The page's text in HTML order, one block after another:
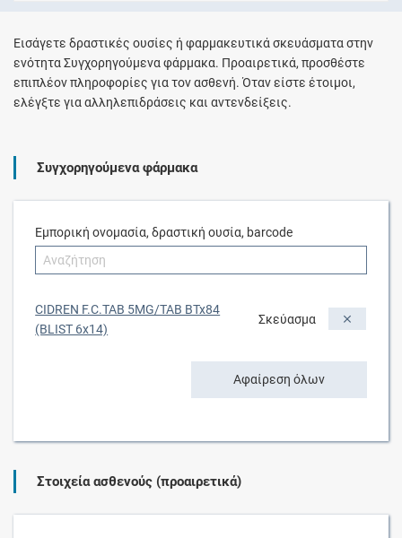
Εισάγετε δραστικές ουσίες ή φαρμακευτικά σκευάσματα στην
ενότητα Συγχορηγούμενα φάρμακα. Προαιρετικά, προσθέστε
επιπλέον πληροφορίες για τον ασθενή. Όταν είστε έτοιμοι,
ελέγξτε για αλληλεπιδράσεις και αντενδείξεις.
Συγχορηγούμενα φάρμακα
Εμπορική ονομασία, δραστική ουσία, barcode
CIDREN F.C.TAB 5MG/TAB BTx84
(BLIST 6x14)
Σκεύασμα
Αφαίρεση όλων
Στοιχεία ασθενούς (προαιρετικά)